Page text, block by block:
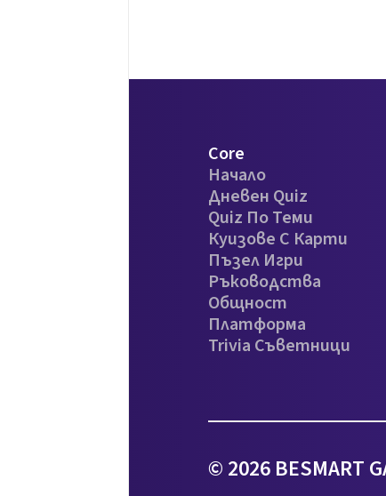
Core
Начало
Дневен Quiz
Quiz По Теми
Куизове С Карти
Пъзел Игри
Ръководства
Общност
Платформа
Trivia Съветници
© 2026 BESMART